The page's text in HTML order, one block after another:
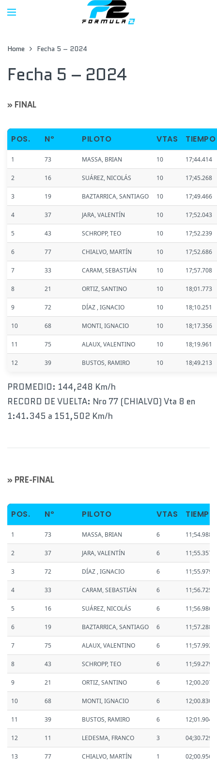
Home Fecha 5 – 2024
Fecha 5 – 2024
» FINAL
POS. Nº PILOTO VTAS TIEMPO
1 73 MASSA, BRIAN 10 17;44.414
2 16 SUÁREZ, NICOLÁS 10 17;45.268
3 19 BAZTARRICA, SANTIAGO 10 17;49.466
4 37 JARA, VALENTÍN 10 17;52.043
5 43 SCHROPP, TEO 10 17;52.239
6 77 CHIALVO, MARTÍN 10 17;52.686
7 33 CARAM, SEBASTIÁN 10 17;57.708
8 21 ORTIZ, SANTINO 10 18;01.773
9 72 DÍAZ , IGNACIO 10 18;10.251
10 68 MONTI, IGNACIO 10 18;17.356
11 75 ALAUX, VALENTINO 10 18;19.961
12 39 BUSTOS, RAMIRO 10 18;49.213
PROMEDIO: 144,248 Km/h
RECORD DE VUELTA: Nro 77 (CHIALVO) Vta 8 en
1:41.345 a 151,502 Km/h
» PRE-FINAL
POS. Nº PILOTO VTAS TIEMPO
1 73 MASSA, BRIAN 6 11;54.988
2 37 JARA, VALENTÍN 6 11;55.357
3 72 DÍAZ , IGNACIO 6 11;55.979
4 33 CARAM, SEBASTIÁN 6 11;56.725
5 16 SUÁREZ, NICOLÁS 6 11;56.986
6 19 BAZTARRICA, SANTIAGO 6 11;57.288
7 75 ALAUX, VALENTINO 6 11;57.992
8 43 SCHROPP, TEO 6 11;59.279
9 21 ORTIZ, SANTINO 6 12;00.207
10 68 MONTI, IGNACIO 6 12;00.830
11 39 BUSTOS, RAMIRO 6 12;01.904
12 11 LEDESMA, FRANCO 3 04;30.729
13 77 CHIALVO, MARTÍN 1 02;00.956